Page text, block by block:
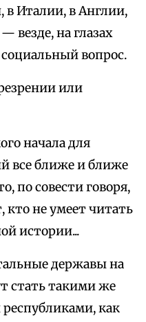
в Италии, в Англии,
везде, на глазах
социальный вопрос.
или
начала для
все ближе и ближе
по совести говоря,
кто не умеет читать
истории...
державы на
стать такими же
как